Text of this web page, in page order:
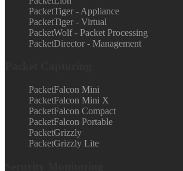
PacketTiger - Appliance
PacketTiger - Virtual
PacketWolf - Packet Processing
PacketDirector - Management
PacketFalcon Mini
PacketFalcon Mini X
PacketFalcon Compact
PacketFalcon Portable
PacketGrizzly
PacketGrizzly Lite